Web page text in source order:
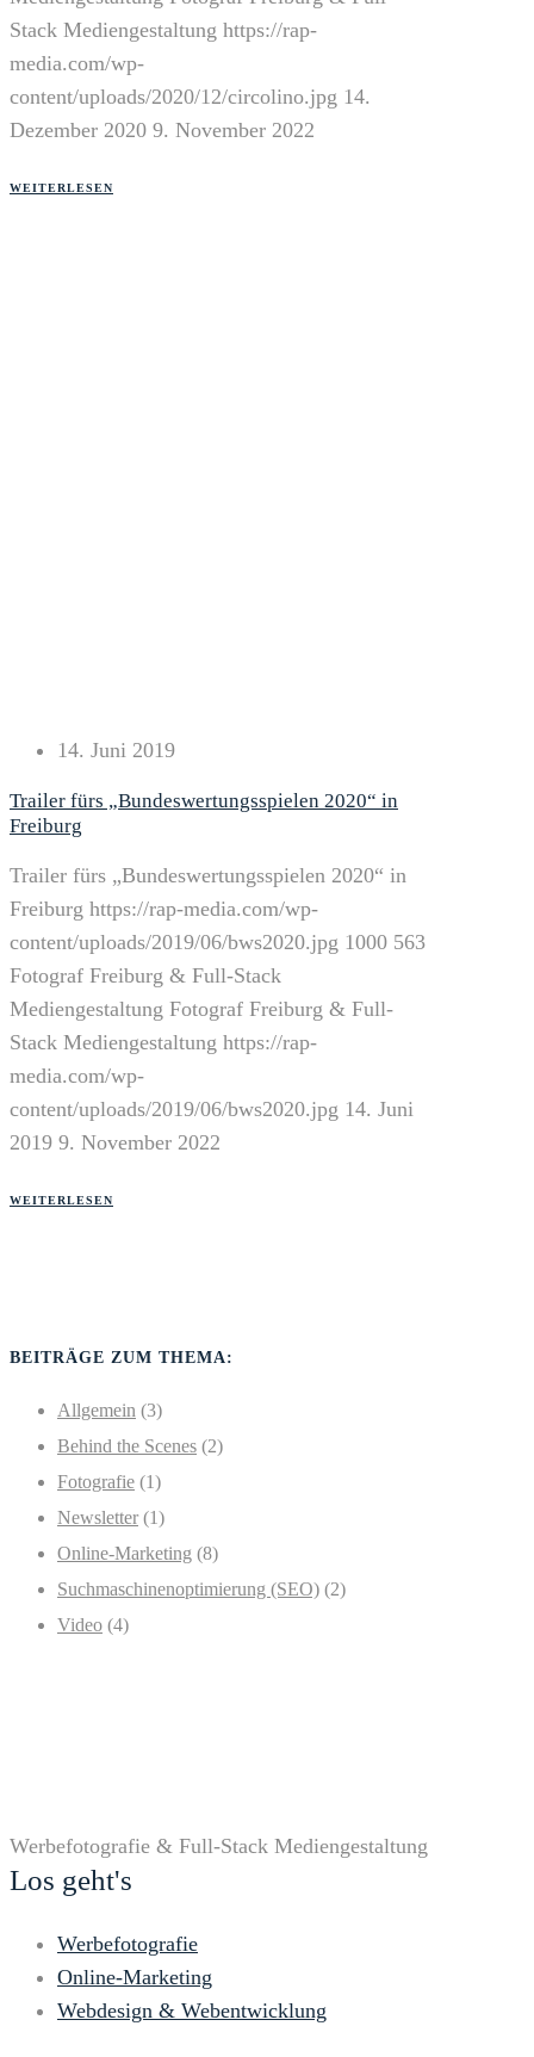
Stack Mediengestaltung https://rap-
media.com/wp-
content/uploads/2020/12/circolino.jpg 14.
Dezember 2020 9. November 2022
WEITERLESEN
14. Juni 2019
Trailer fürs „Bundeswertungsspielen 2020“ in
Freiburg
Trailer fürs „Bundeswertungsspielen 2020“ in
Freiburg https://rap-media.com/wp-
content/uploads/2019/06/bws2020.jpg 1000 563
Fotograf Freiburg & Full-Stack
Mediengestaltung Fotograf Freiburg & Full-
Stack Mediengestaltung https://rap-
media.com/wp-
content/uploads/2019/06/bws2020.jpg 14. Juni
2019 9. November 2022
WEITERLESEN
BEITRÄGE ZUM THEMA:
Allgemein (3)
Behind the Scenes (2)
Fotografie (1)
Newsletter (1)
Online-Marketing (8)
Suchmaschinenoptimierung (SEO) (2)
Video (4)
Werbefotografie & Full-Stack Mediengestaltung
Los geht's
Werbefotografie
Online-Marketing
Webdesign & Webentwicklung